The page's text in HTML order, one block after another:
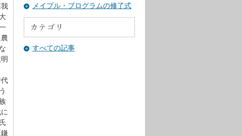
メイプル・プログラムの修了式
すべての記事